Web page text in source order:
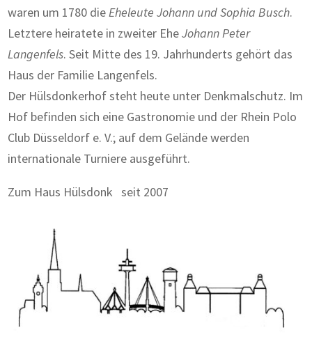
waren um 1780 dieEheleute Johann und Sophia Busch.
Letztere heiratete in zweiter EheJohann Peter
Langenfels. Seit Mitte des 19. Jahrhunderts gehört das
Haus der Familie Langenfels.
Der Hülsdonkerhof steht heute unter Denkmalschutz. Im
Hof befinden sich eine Gastronomie und der Rhein Polo
Club Düsseldorf e. V.; auf dem Gelände werden
internationale Turniere ausgeführt.
Zum Haus Hülsdonk seit 2007